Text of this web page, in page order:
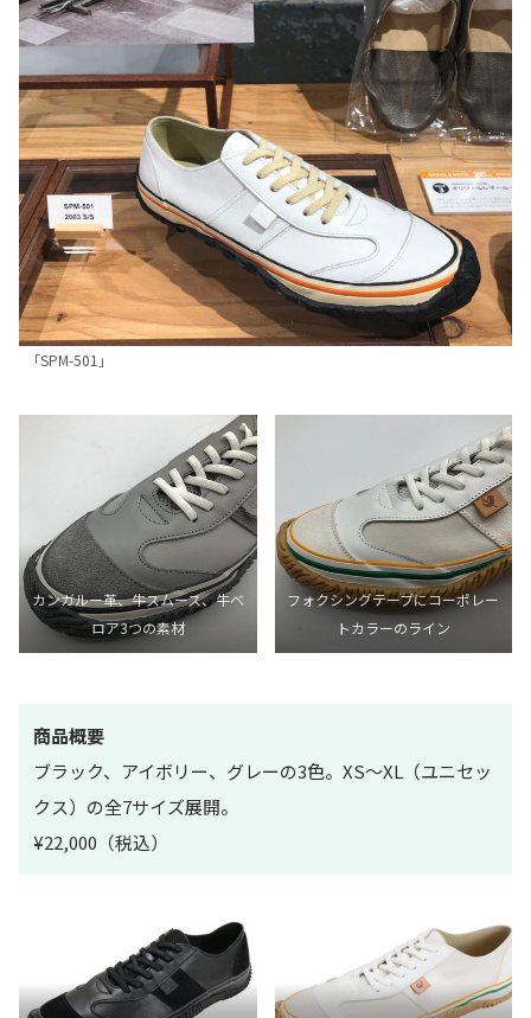
「SPM-501」
カンガルー革、牛スムース、牛ベ
ロア3つの素材
フォクシングテープにコーポレー
トカラーのライン
商品概要
ブラック、アイボリー、グレーの3色。XS～XL（ユニセッ
クス）の全7サイズ展開。
¥22,000（税込）